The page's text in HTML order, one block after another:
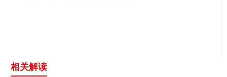
相关解读